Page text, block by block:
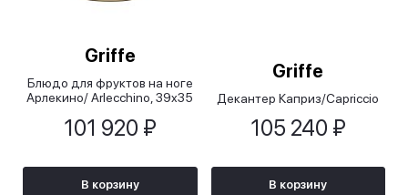
Griffe
Блюдо для фруктов на ноге
Арлекино/ Arlecchino, 39x35
101 920 ₽
В корзину
Griffe
Декантер Каприз/Capriccio
105 240 ₽
В корзину